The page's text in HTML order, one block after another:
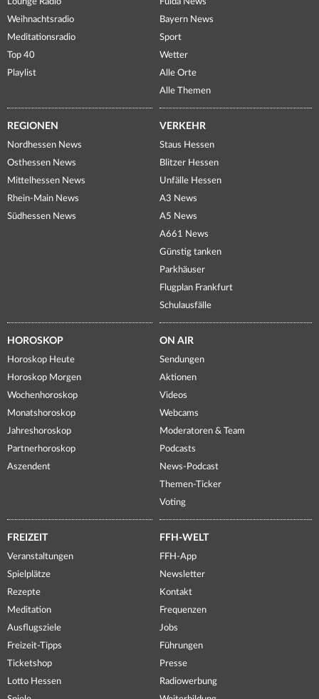
Weihnachtsradio
Meditationsradio
Top 40
Playlist
Bayern News
Sport
Wetter
Alle Orte
Alle Themen
REGIONEN
Nordhessen News
Osthessen News
Mittelhessen News
Rhein-Main News
Südhessen News
VERKEHR
Staus Hessen
Blitzer Hessen
Unfälle Hessen
A3 News
A5 News
A661 News
Günstig tanken
Parkhäuser
Flugplan Frankfurt
Schulausfälle
HOROSKOP
Horoskop Heute
Horoskop Morgen
Wochenhoroskop
Monatshoroskop
Jahreshoroskop
Partnerhoroskop
Aszendent
ON AIR
Sendungen
Aktionen
Videos
Webcams
Moderatoren & Team
Podcasts
News-Podcast
Themen-Ticker
Voting
FREIZEIT
Veranstaltungen
Spielplätze
Rezepte
Meditation
Ausflugsziele
Freizeit-Tipps
Ticketshop
Lotto Hessen
FFH-WELT
FFH-App
Newsletter
Kontakt
Frequenzen
Jobs
Führungen
Presse
Radiowerbung